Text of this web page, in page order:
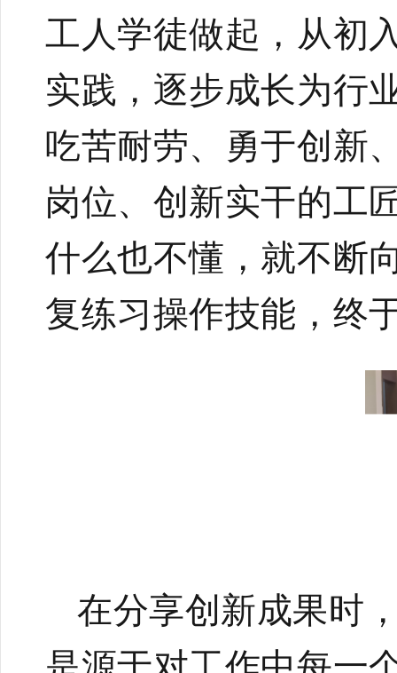
工人学徒做起，从初
实践，逐步成长为行
吃苦耐劳、勇于创新
岗位、创新实干的工
什么也不懂，就不断
复练习操作技能，终
在分享创新成果时